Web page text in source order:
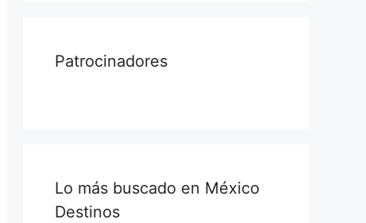
Patrocinadores
Lo más buscado en México
Destinos